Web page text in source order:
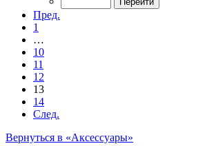
Пред.
1
…
10
11
12
13
14
След.
Вернуться в «Аксессуары»